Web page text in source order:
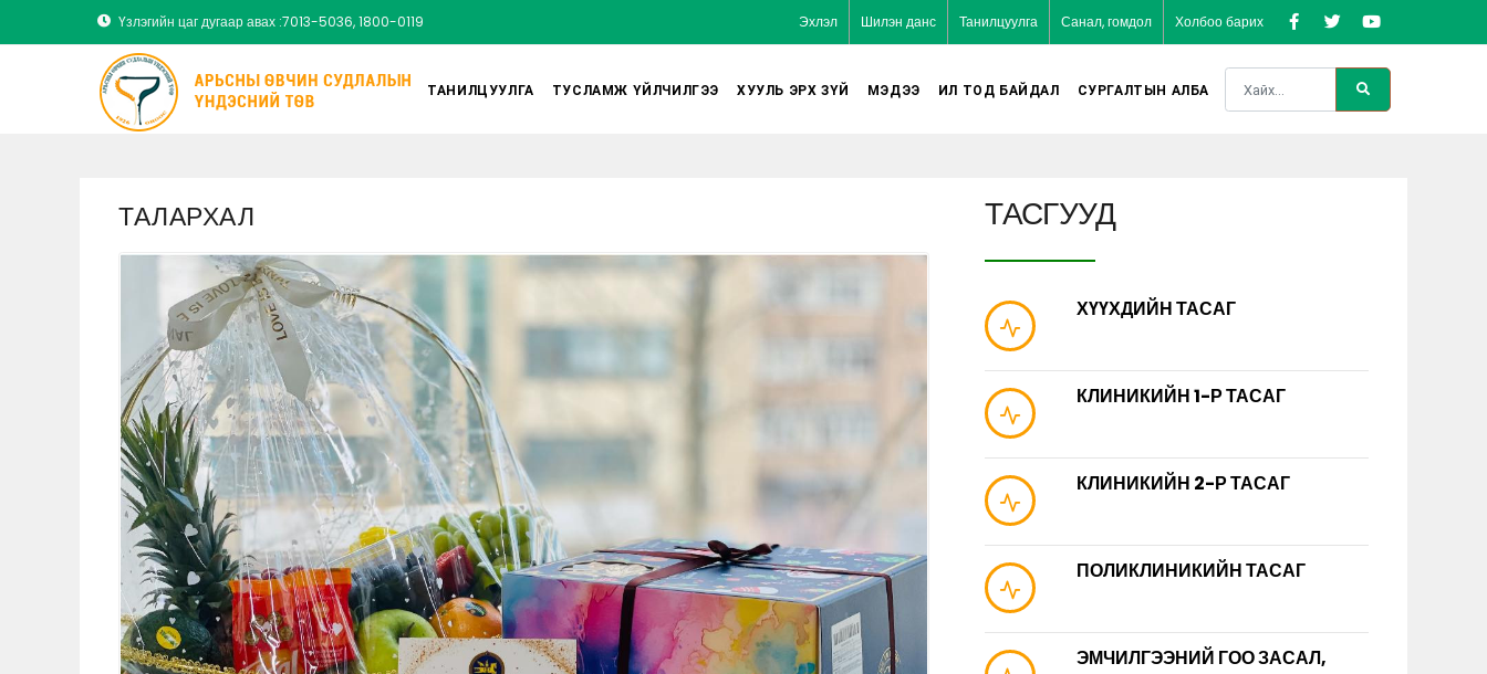
Үзлэгийн цаг дугаар авах :7013-5036, 1800-0119 Эхлэл Шилэн данс Танилцуулга Санал, гомдол Холбоо барих
ТАНИЛЦУУЛГА ТУСЛАМЖ ҮЙЛЧИЛГЭЭ ХУУЛЬ ЭРХ ЗҮЙ МЭДЭЭ ИЛ ТОД БАЙДАЛ СУРГАЛТЫН АЛБА
ТАЛАРХАЛ ТАСГУУД
ХҮҮХДИЙН ТАСАГ
КЛИНИКИЙН 1-Р ТАСАГ
КЛИНИКИЙН 2-Р ТАСАГ
ПОЛИКЛИНИКИЙН ТАСАГ
ЭМЧИЛГЭЭНИЙ ГОО ЗАСАЛ,